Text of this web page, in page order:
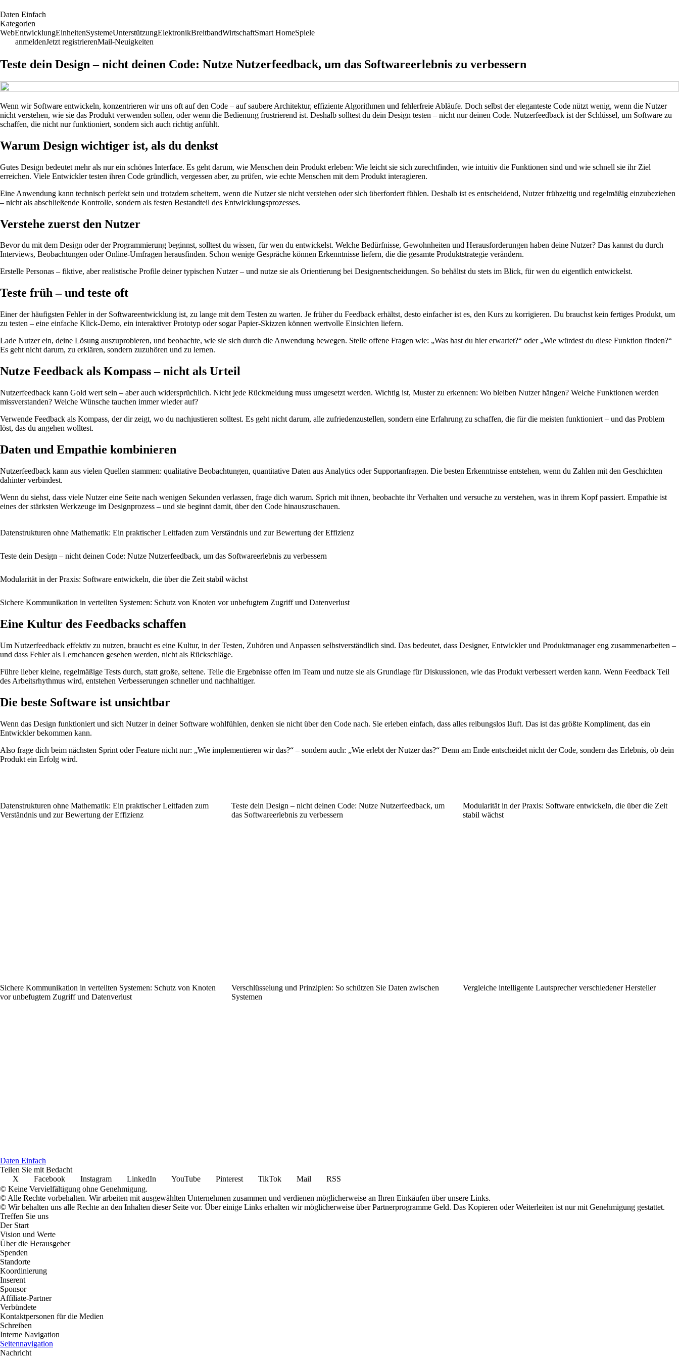
Daten Einfach
Kategorien
WebEntwicklungEinheitenSystemeUnterstützungElektronikBreitbandWirtschaftSmart HomeSpiele
anmeldenJetzt registrierenMail-Neuigkeiten
Teste dein Design – nicht deinen Code: Nutze Nutzerfeedback, um das Softwareerlebnis zu verbessern
Wenn wir Software entwickeln, konzentrieren wir uns oft auf den Code – auf saubere Architektur, effiziente Algorithmen und fehlerfreie Abläufe. Doch selbst der eleganteste Code nützt wenig, wenn die Nutzer
nicht verstehen, wie sie das Produkt verwenden sollen, oder wenn die Bedienung frustrierend ist. Deshalb solltest du dein Design testen – nicht nur deinen Code. Nutzerfeedback ist der Schlüssel, um Software zu
schaffen, die nicht nur funktioniert, sondern sich auch richtig anfühlt.
Warum Design wichtiger ist, als du denkst
Gutes Design bedeutet mehr als nur ein schönes Interface. Es geht darum, wie Menschen dein Produkt erleben: Wie leicht sie sich zurechtfinden, wie intuitiv die Funktionen sind und wie schnell sie ihr Ziel
erreichen. Viele Entwickler testen ihren Code gründlich, vergessen aber, zu prüfen, wie echte Menschen mit dem Produkt interagieren.
Eine Anwendung kann technisch perfekt sein und trotzdem scheitern, wenn die Nutzer sie nicht verstehen oder sich überfordert fühlen. Deshalb ist es entscheidend, Nutzer frühzeitig und regelmäßig einzubeziehen
– nicht als abschließende Kontrolle, sondern als festen Bestandteil des Entwicklungsprozesses.
Verstehe zuerst den Nutzer
Bevor du mit dem Design oder der Programmierung beginnst, solltest du wissen, für wen du entwickelst. Welche Bedürfnisse, Gewohnheiten und Herausforderungen haben deine Nutzer? Das kannst du durch
Interviews, Beobachtungen oder Online-Umfragen herausfinden. Schon wenige Gespräche können Erkenntnisse liefern, die die gesamte Produktstrategie verändern.
Erstelle Personas – fiktive, aber realistische Profile deiner typischen Nutzer – und nutze sie als Orientierung bei Designentscheidungen. So behältst du stets im Blick, für wen du eigentlich entwickelst.
Teste früh – und teste oft
Einer der häufigsten Fehler in der Softwareentwicklung ist, zu lange mit dem Testen zu warten. Je früher du Feedback erhältst, desto einfacher ist es, den Kurs zu korrigieren. Du brauchst kein fertiges Produkt, um
zu testen – eine einfache Klick-Demo, ein interaktiver Prototyp oder sogar Papier-Skizzen können wertvolle Einsichten liefern.
Lade Nutzer ein, deine Lösung auszuprobieren, und beobachte, wie sie sich durch die Anwendung bewegen. Stelle offene Fragen wie: „Was hast du hier erwartet?“ oder „Wie würdest du diese Funktion finden?“
Es geht nicht darum, zu erklären, sondern zuzuhören und zu lernen.
Nutze Feedback als Kompass – nicht als Urteil
Nutzerfeedback kann Gold wert sein – aber auch widersprüchlich. Nicht jede Rückmeldung muss umgesetzt werden. Wichtig ist, Muster zu erkennen: Wo bleiben Nutzer hängen? Welche Funktionen werden
missverstanden? Welche Wünsche tauchen immer wieder auf?
Verwende Feedback als Kompass, der dir zeigt, wo du nachjustieren solltest. Es geht nicht darum, alle zufriedenzustellen, sondern eine Erfahrung zu schaffen, die für die meisten funktioniert – und das Problem
löst, das du angehen wolltest.
Daten und Empathie kombinieren
Nutzerfeedback kann aus vielen Quellen stammen: qualitative Beobachtungen, quantitative Daten aus Analytics oder Supportanfragen. Die besten Erkenntnisse entstehen, wenn du Zahlen mit den Geschichten
dahinter verbindest.
Wenn du siehst, dass viele Nutzer eine Seite nach wenigen Sekunden verlassen, frage dich warum. Sprich mit ihnen, beobachte ihr Verhalten und versuche zu verstehen, was in ihrem Kopf passiert. Empathie ist
eines der stärksten Werkzeuge im Designprozess – und sie beginnt damit, über den Code hinauszuschauen.
Datenstrukturen ohne Mathematik: Ein praktischer Leitfaden zum Verständnis und zur Bewertung der Effizienz
Teste dein Design – nicht deinen Code: Nutze Nutzerfeedback, um das Softwareerlebnis zu verbessern
Modularität in der Praxis: Software entwickeln, die über die Zeit stabil wächst
Sichere Kommunikation in verteilten Systemen: Schutz von Knoten vor unbefugtem Zugriff und Datenverlust
Eine Kultur des Feedbacks schaffen
Um Nutzerfeedback effektiv zu nutzen, braucht es eine Kultur, in der Testen, Zuhören und Anpassen selbstverständlich sind. Das bedeutet, dass Designer, Entwickler und Produktmanager eng zusammenarbeiten –
und dass Fehler als Lernchancen gesehen werden, nicht als Rückschläge.
Führe lieber kleine, regelmäßige Tests durch, statt große, seltene. Teile die Ergebnisse offen im Team und nutze sie als Grundlage für Diskussionen, wie das Produkt verbessert werden kann. Wenn Feedback Teil
des Arbeitsrhythmus wird, entstehen Verbesserungen schneller und nachhaltiger.
Die beste Software ist unsichtbar
Wenn das Design funktioniert und sich Nutzer in deiner Software wohlfühlen, denken sie nicht über den Code nach. Sie erleben einfach, dass alles reibungslos läuft. Das ist das größte Kompliment, das ein
Entwickler bekommen kann.
Also frage dich beim nächsten Sprint oder Feature nicht nur: „Wie implementieren wir das?“ – sondern auch: „Wie erlebt der Nutzer das?“ Denn am Ende entscheidet nicht der Code, sondern das Erlebnis, ob dein
Produkt ein Erfolg wird.
Datenstrukturen ohne Mathematik: Ein praktischer Leitfaden zum
Verständnis und zur Bewertung der Effizienz
Teste dein Design – nicht deinen Code: Nutze Nutzerfeedback, um
das Softwareerlebnis zu verbessern
Modularität in der Praxis: Software entwickeln, die über die Zeit
stabil wächst
Sichere Kommunikation in verteilten Systemen: Schutz von Knoten
vor unbefugtem Zugriff und Datenverlust
Verschlüsselung und Prinzipien: So schützen Sie Daten zwischen
Systemen
Vergleiche intelligente Lautsprecher verschiedener Hersteller
Daten Einfach
Teilen Sie mit Bedacht
X
Facebook Instagram LinkedIn YouTube Pinterest TikTok Mail
RSS
© Keine Vervielfältigung ohne Genehmigung.
© Alle Rechte vorbehalten. Wir arbeiten mit ausgewählten Unternehmen zusammen und verdienen möglicherweise an Ihren Einkäufen über unsere Links.
© Wir behalten uns alle Rechte an den Inhalten dieser Seite vor. Über einige Links erhalten wir möglicherweise über Partnerprogramme Geld. Das Kopieren oder Weiterleiten ist nur mit Genehmigung gestattet.
Treffen Sie uns
Der Start
Vision und Werte
Über die Herausgeber
Spenden
Standorte
Koordinierung
Inserent
Sponsor
Affiliate-Partner
Verbündete
Kontaktpersonen für die Medien
Schreiben
Interne Navigation
Seitennavigation
Nachricht